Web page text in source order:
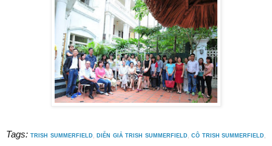
Tags:TRISH SUMMERFIELD DIỄN GIẢ TRISH SUMMERFIELD ,CÔ TRISH SUMMERFIELD